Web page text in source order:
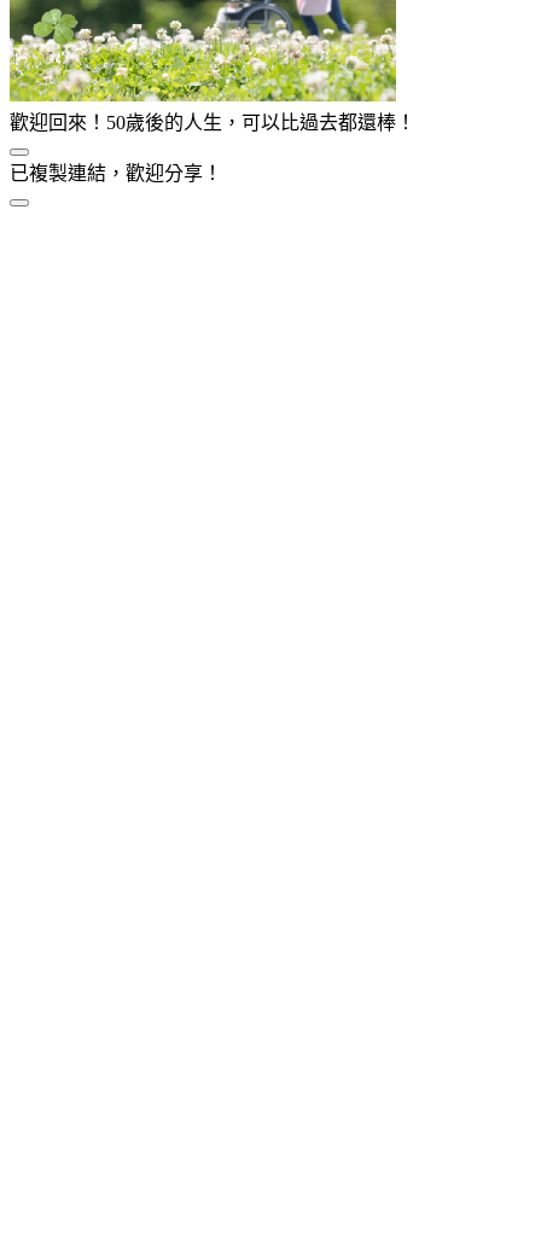
歡迎回來！50歲後的人生，可以比過去都還棒！
已複製連結，歡迎分享！